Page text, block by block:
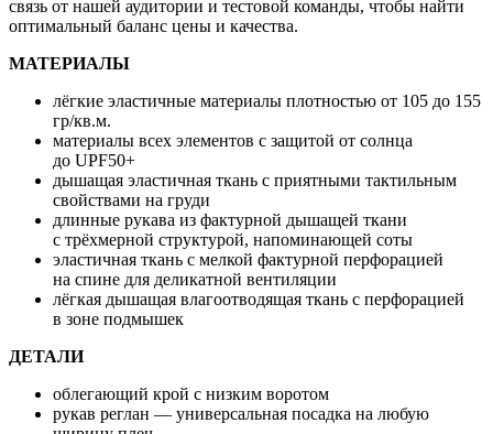
связь от нашей аудитории и тестовой команды, чтобы найти
оптимальный баланс цены и качества.
МАТЕРИАЛЫ
лёгкие эластичные материалы плотностью от 105 до 155
гр/кв.м.
материалы всех элементов с защитой от солнца
до UPF50+
дышащая эластичная ткань с приятными тактильным
свойствами на груди
длинные рукава из фактурной дышащей ткани
с трёхмерной структурой, напоминающей соты
эластичная ткань с мелкой фактурной перфорацией
на спине для деликатной вентиляции
лёгкая дышащая влагоотводящая ткань с перфорацией
в зоне подмышек
ДЕТАЛИ
облегающий крой с низким воротом
рукав реглан — универсальная посадка на любую